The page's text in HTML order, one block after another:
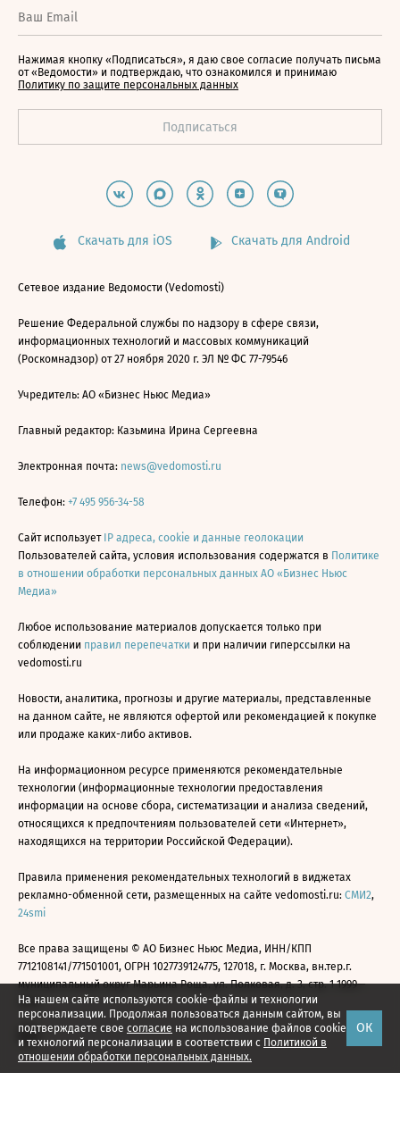
На нашем сайте используются cookie-файлы и технологии
персонализации. Продолжая пользоваться данным сайтом, вы
подтверждаете свое согласие на использование файлов cookie
и технологий персонализации в соответствии с Политикой в
отношении обработки персональных данных.
ОК
Нажимая кнопку «Подписаться», я даю свое согласие получать письма
от «Ведомости» и подтверждаю, что ознакомился и принимаю
Политику по защите персональных данных
Скачать для iOS Скачать для Android
Сетевое издание Ведомости (Vedomosti)
Решение Федеральной службы по надзору в сфере связи,
информационных технологий и массовых коммуникаций
(Роскомнадзор) от 27 ноября 2020 г. ЭЛ № ФС 77-79546
Учредитель: АО «Бизнес Ньюс Медиа»
Главный редактор: Казьмина Ирина Сергеевна
Электронная почта: news@vedomosti.ru
Телефон: +7 495 956-34-58
Сайт использует IP адреса, cookie и данные геолокации
Пользователей сайта, условия использования содержатся в Политике
в отношении обработки персональных данных АО «Бизнес Ньюс
Медиа»
Любое использование материалов допускается только при
соблюдении правил перепечатки и при наличии гиперссылки на
vedomosti.ru
Новости, аналитика, прогнозы и другие материалы, представленные
на данном сайте, не являются офертой или рекомендацией к покупке
или продаже каких-либо активов.
На информационном ресурсе применяются рекомендательные
технологии (информационные технологии предоставления
информации на основе сбора, систематизации и анализа сведений,
относящихся к предпочтениям пользователей сети «Интернет»,
находящихся на территории Российской Федерации).
Правила применения рекомендательных технологий в виджетах
рекламно-обменной сети, размещенных на сайте vedomosti.ru: СМИ2,
24smi
Все права защищены © АО Бизнес Ньюс Медиа, ИНН/КПП
7712108141/771501001, ОГРН 1027739124775, 127018, г. Москва, вн.тер.г.
муниципальный округ Марьина Роща, ул. Полковая, д. 3, стр. 1 1999—
2026